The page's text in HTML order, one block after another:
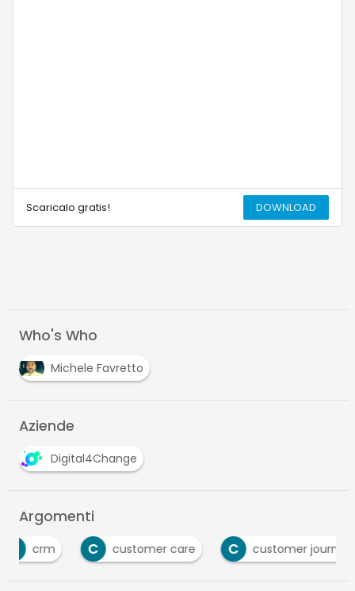
Scaricalo gratis! DOWNLOAD
Who's Who
Michele Favretto
Aziende
Digital4Change
Argomenti
C
customer care C customer journey